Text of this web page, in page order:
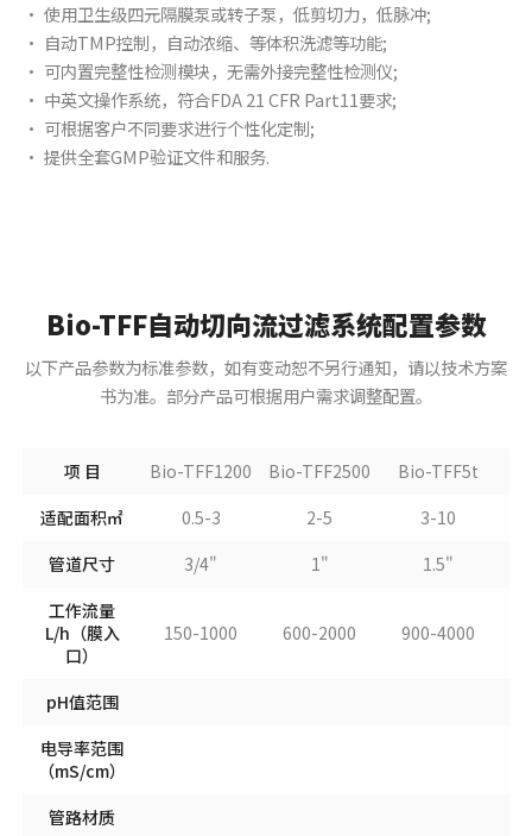
• 使用卫生级四元隔膜泵或转子泵，低剪切力，低脉冲;
• 自动TMP控制，自动浓缩、等体积洗滤等功能;
• 可内置完整性检测模块，无需外接完整性检测仪;
• 中英文操作系统，符合FDA 21 CFR Part11要求;
• 可根据客户不同要求进行个性化定制;
• 提供全套GMP验证文件和服务.
Bio-TFF自动切向流过滤系统配置参数
以下产品参数为标准参数，如有变动恕不另行通知，请以技术方案
书为准。部分产品可根据用户需求调整配置。
项 目 Bio-TFF1200 Bio-TFF2500 Bio-TFF5t
适配面积㎡
0.5-3 2-5
3-10
管道尺寸
3/4" 1" 1.5"
工作流量
L/h（膜入
口）
150-1000 600-2000 900-4000
pH值范围
电导率范围
（mS/cm）
管路材质